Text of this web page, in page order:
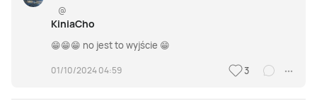
@
KiniaCho
😁😁😁 no jest to wyjście 😁
01/10/2024 04:59 3